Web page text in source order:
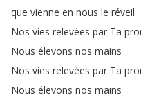
que vienne en nous le réveil
Nos vies relevées par Ta
Nous élevons nos mains
Nos vies relevées par Ta
Nous élevons nos mains